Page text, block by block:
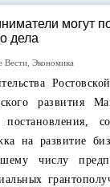
могут
дела
Вести Экономика
развития
на развитие
числу